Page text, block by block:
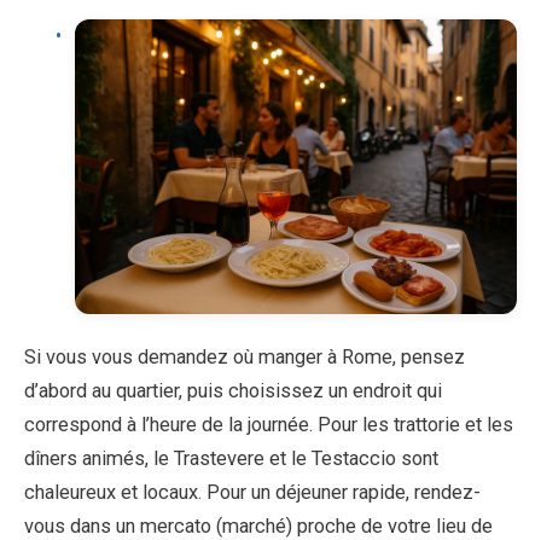
Si vous vous demandez où manger à Rome, pensez
d’abord au quartier, puis choisissez un endroit qui
correspond à l’heure de la journée. Pour les trattorie et les
dîners animés, le Trastevere et le Testaccio sont
chaleureux et locaux. Pour un déjeuner rapide, rendez-
vous dans un mercato (marché) proche de votre lieu de